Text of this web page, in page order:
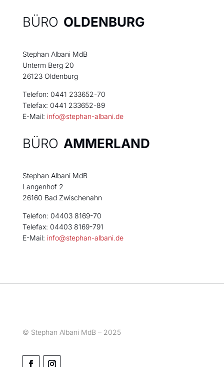
BÜRO OLDENBURG
Stephan Albani MdB
Unterm Berg 20
26123 Oldenburg
Telefon: 0441 233652-70
Telefax: 0441 233652-89
E-Mail: info@stephan-albani.de
BÜRO AMMERLAND
Stephan Albani MdB
Langenhof 2
26160 Bad Zwischenahn
Telefon: 04403 8169-70
Telefax: 04403 8169-791
E-Mail: info@stephan-albani.de
© Stephan Albani MdB – 2025